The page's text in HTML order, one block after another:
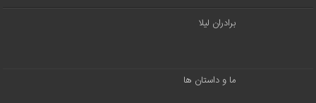
برادران لیلا
ما و داستان ها